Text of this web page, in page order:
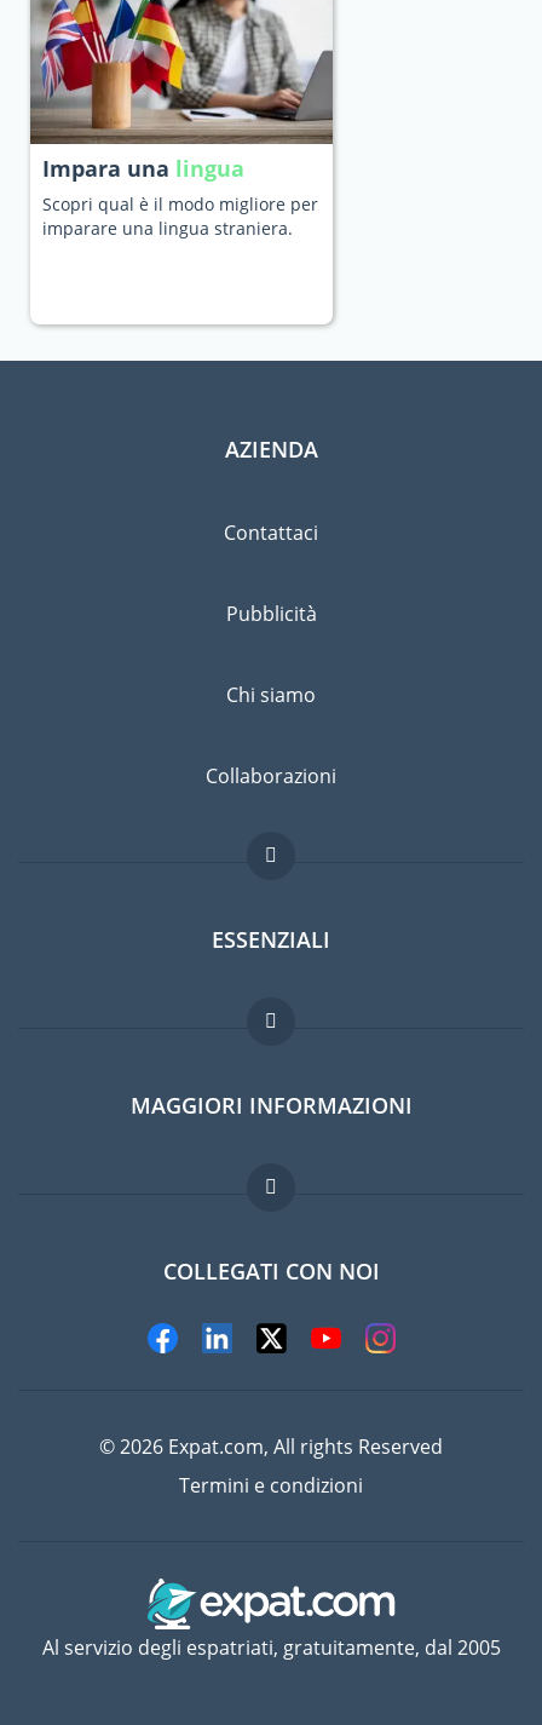
Impara una lingua
Scopri qual è il modo migliore per
imparare una lingua straniera.
AZIENDA
Contattaci
Pubblicità
Chi siamo
Collaborazioni
ESSENZIALI
Forum per expat
Guida per expat
Lavori all'estero
MAGGIORI INFORMAZIONI
Domande frequenti
COLLEGATI CON NOI
© 2026 Expat.com, All rights Reserved
Termini e condizioni
Al servizio degli espatriati, gratuitamente, dal 2005